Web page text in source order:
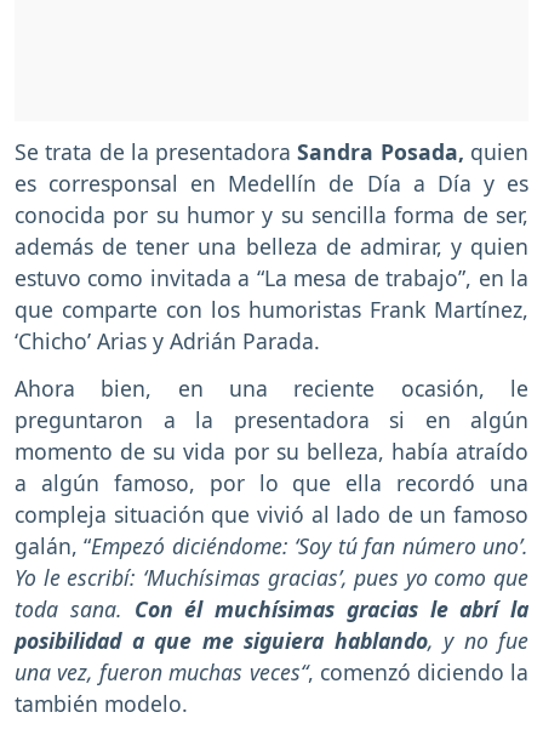
Se trata de la presentadora Sandra Posada, quien
es corresponsal en Medellín de Día a Día y es
conocida por su humor y su sencilla forma de ser,
además de tener una belleza de admirar, y quien
estuvo como invitada a “La mesa de trabajo”, en la
que comparte con los humoristas Frank Martínez,
‘Chicho’ Arias y Adrián Parada.
Ahora bien, en una reciente ocasión, le
preguntaron a la presentadora si en algún
momento de su vida por su belleza, había atraído
a algún famoso, por lo que ella recordó una
compleja situación que vivió al lado de un famoso
galán, “Empezó diciéndome: ‘Soy tú fan número uno’.
Yo le escribí: ‘Muchísimas gracias’, pues yo como que
toda sana. Con él muchísimas gracias le abrí la
posibilidad a que me siguiera hablando, y no fue
una vez, fueron muchas veces“, comenzó diciendo la
también modelo.